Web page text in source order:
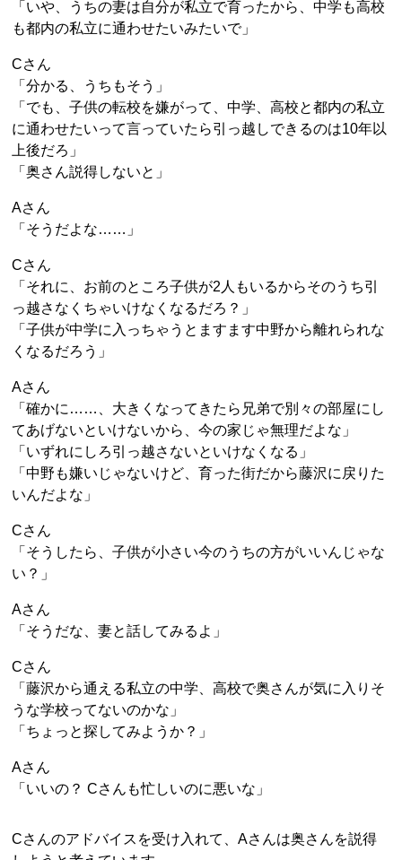
「いや、うちの妻は自分が私立で育ったから、中学も高校
も都内の私立に通わせたいみたいで」
Cさん
「分かる、うちもそう」
「でも、子供の転校を嫌がって、中学、高校と都内の私立
に通わせたいって言っていたら引っ越しできるのは10年以
上後だろ」
「奥さん説得しないと」
Aさん
「そうだよな……」
Cさん
「それに、お前のところ子供が2人もいるからそのうち引
っ越さなくちゃいけなくなるだろ？」
「子供が中学に入っちゃうとますます中野から離れられな
くなるだろう」
Aさん
「確かに……、大きくなってきたら兄弟で別々の部屋にし
てあげないといけないから、今の家じゃ無理だよな」
「いずれにしろ引っ越さないといけなくなる」
「中野も嫌いじゃないけど、育った街だから藤沢に戻りた
いんだよな」
Cさん
「そうしたら、子供が小さい今のうちの方がいいんじゃな
い？」
Aさん
「そうだな、妻と話してみるよ」
Cさん
「藤沢から通える私立の中学、高校で奥さんが気に入りそ
うな学校ってないのかな」
「ちょっと探してみようか？」
Aさん
「いいの？ Cさんも忙しいのに悪いな」
Cさんのアドバイスを受け入れて、Aさんは奥さんを説得